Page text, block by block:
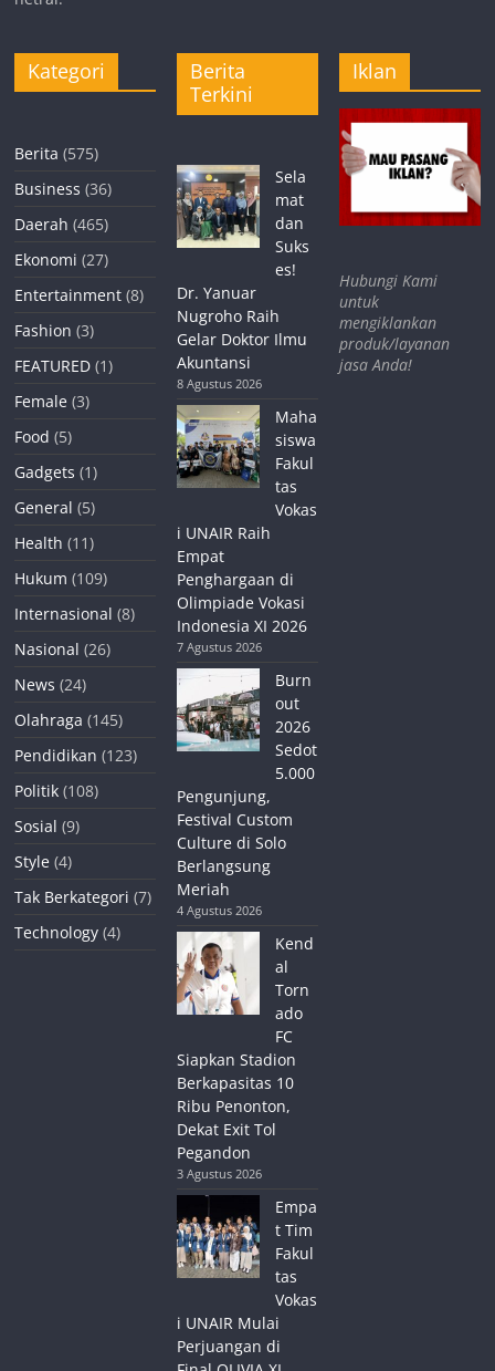
Kategori
Berita (575)
Business (36)
Daerah (465)
Ekonomi (27)
Entertainment (8)
Fashion (3)
FEATURED (1)
Female (3)
Food (5)
Gadgets (1)
General (5)
Health (11)
Hukum (109)
Internasional (8)
Nasional (26)
News (24)
Olahraga (145)
Pendidikan (123)
Politik (108)
Sosial (9)
Style (4)
Tak Berkategori (7)
Technology (4)
Berita
Terkini
Sela
mat
dan
Suks
es!
Dr. Yanuar
Nugroho Raih
Gelar Doktor Ilmu
Akuntansi
8 Agustus 2026
Maha
siswa
Fakul
tas
Vokas
i UNAIR Raih
Empat
Penghargaan di
Olimpiade Vokasi
Indonesia XI 2026
7 Agustus 2026
Burn
out
2026
Sedot
5.000
Pengunjung,
Festival Custom
Culture di Solo
Berlangsung
Meriah
4 Agustus 2026
Kend
al
Torn
ado
FC
Siapkan Stadion
Berkapasitas 10
Ribu Penonton,
Dekat Exit Tol
Pegandon
3 Agustus 2026
Empa
t Tim
Fakul
tas
Vokas
i UNAIR Mulai
Perjuangan di
Iklan
Hubungi Kami
untuk
mengiklankan
produk/layanan
jasa Anda!